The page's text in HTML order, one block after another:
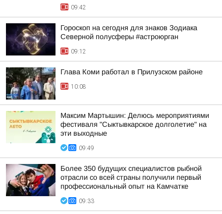
09:42
Гороскоп на сегодня для знаков Зодиака
Северной полусферы #астроюрган
09:12
Глава Коми работал в Прилузском районе
10:08
Максим Мартышин: Делюсь мероприятиями
фестиваля "Сыктывкарское долголетие" на
эти выходные
09:49
Более 350 будущих специалистов рыбной
отрасли со всей страны получили первый
профессиональный опыт на Камчатке
09:33